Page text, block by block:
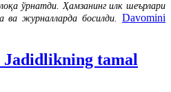
ўрнатди. Ҳамзанинг илк шеърлари
ва журналларда босилди. Davomini
Jadidlikning tamal